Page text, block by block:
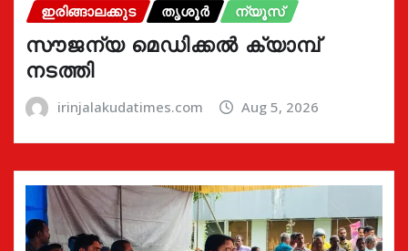
ഇരിങ്ങാലക്കുട തൃശൂർ ന്യൂസ്
സൗജന്യ മെഡിക്കൽ ക്യാമ്പ്
നടത്തി
irinjalakudatimes.com Aug 5, 2026